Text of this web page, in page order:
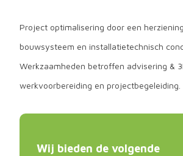
Project optimalisering door een
bouwsysteem en installatietechnisch
Werkzaamheden betroffen advisering &
werkvoorbereiding en projectbegeleiding.
Wij bieden de volgende